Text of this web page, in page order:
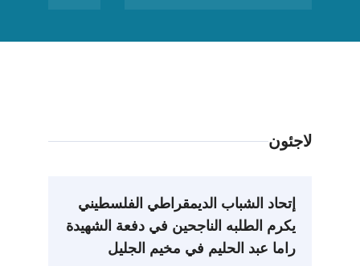
لاجئون
إتحاد الشباب الديمقراطي الفلسطيني
يكرم الطلبه الناجحين في دفعة الشهيدة
راما عبد الحليم في مخيم الجليل